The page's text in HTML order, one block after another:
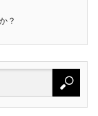
？